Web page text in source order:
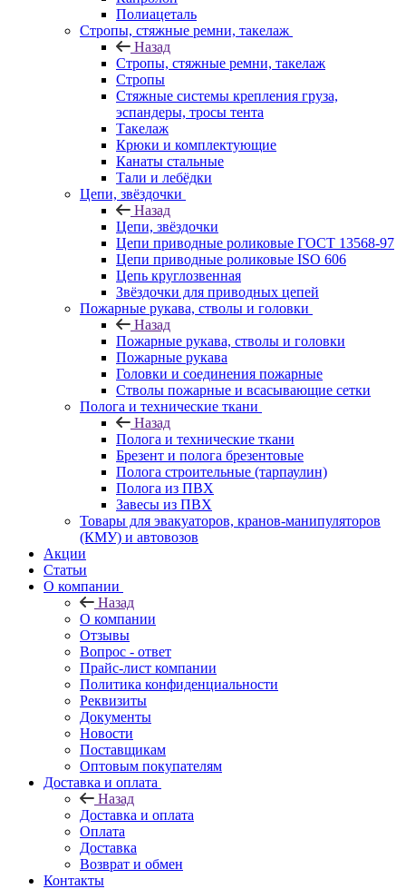
Полиацеталь
Стропы, стяжные ремни, такелаж
Назад
Стропы, стяжные ремни, такелаж
Стропы
Стяжные системы крепления груза,
эспандеры, тросы тента
Такелаж
Крюки и комплектующие
Канаты стальные
Тали и лебёдки
Цепи, звёздочки
Назад
Цепи, звёздочки
Цепи приводные роликовые ГОСТ 13568-97
Цепи приводные роликовые ISO 606
Цепь круглозвенная
Звёздочки для приводных цепей
Пожарные рукава, стволы и головки
Назад
Пожарные рукава, стволы и головки
Пожарные рукава
Головки и соединения пожарные
Стволы пожарные и всасывающие сетки
Полога и технические ткани
Назад
Полога и технические ткани
Брезент и полога брезентовые
Полога строительные (тарпаулин)
Полога из ПВХ
Завесы из ПВХ
Товары для эвакуаторов, кранов-манипуляторов
(КМУ) и автовозов
Акции
Статьи
О компании
Назад
О компании
Отзывы
Вопрос - ответ
Прайс-лист компании
Политика конфиденциальности
Реквизиты
Документы
Новости
Поставщикам
Оптовым покупателям
Доставка и оплата
Назад
Доставка и оплата
Оплата
Доставка
Возврат и обмен
Контакты